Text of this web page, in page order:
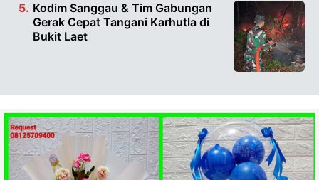
Kodim Sanggau & Tim Gabungan
Gerak Cepat Tangani Karhutla di
Bukit Laet